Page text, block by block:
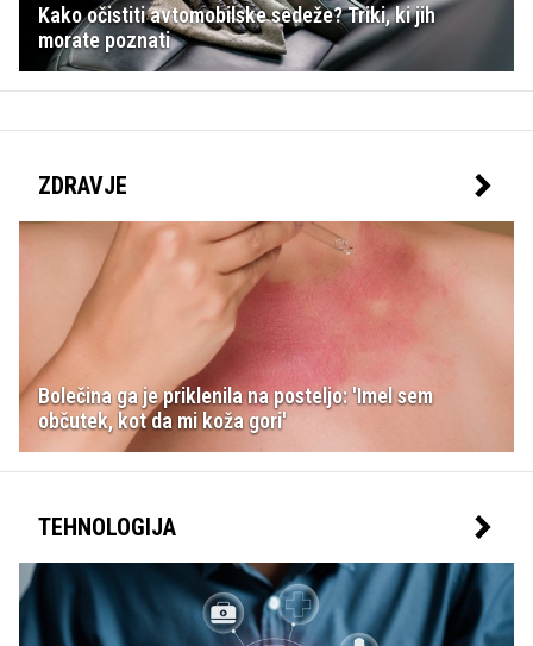
Kako očistiti avtomobilske sedeže? Triki, ki jih
morate poznati
ZDRAVJE
Bolečina ga je priklenila na posteljo: 'Imel sem
občutek, kot da mi koža gori'
TEHNOLOGIJA